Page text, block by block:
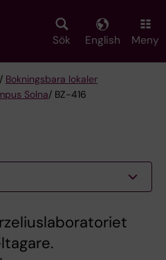
Sök English Meny
/ Bokningsbara lokaler
Solna/ BZ-416